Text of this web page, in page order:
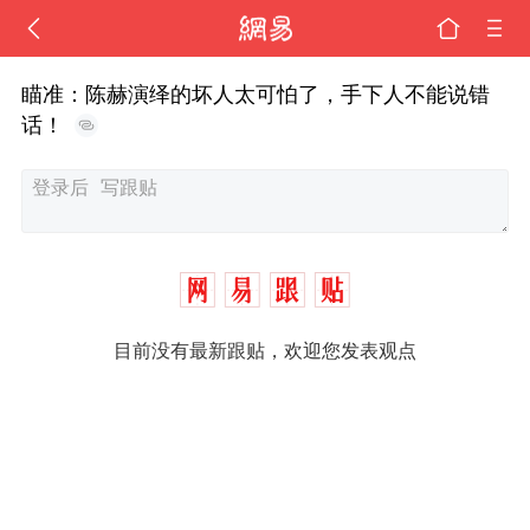
瞄准：陈赫演绎的坏人太可怕了，手下人不能说错
话！
目前没有最新跟贴，欢迎您发表观点